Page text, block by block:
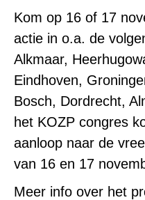
Kom op 16 of 17
actie in o.a. de
Alkmaar,
Eindhoven,
Bosch, Dordrecht,
het KOZP congres
aanloop naar de
van 16 en 17
Meer info over het